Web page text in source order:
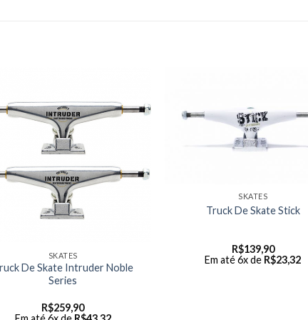
SKATES
De Skate Intruder Noble
Series
R$259,90
SKATES
Truck De Skate Stick
R$139,90
Em até 6x de R$23,32